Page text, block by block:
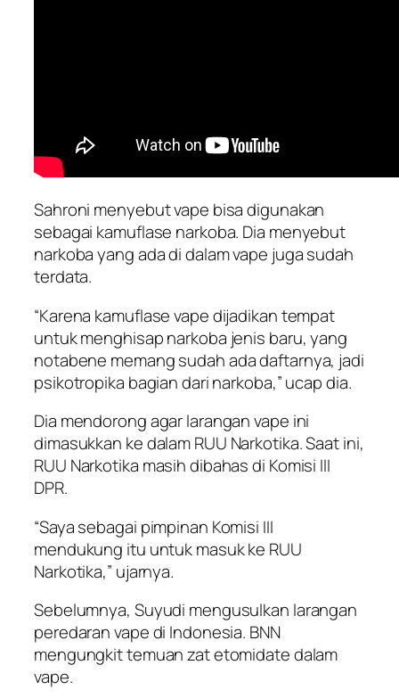
Sahroni menyebut vape bisa digunakan
sebagai kamuflase narkoba. Dia menyebut
narkoba yang ada di dalam vape juga sudah
terdata.
“Karena kamuflase vape dijadikan tempat
untuk menghisap narkoba jenis baru, yang
notabene memang sudah ada daftarnya, jadi
psikotropika bagian dari narkoba,” ucap dia.
Dia mendorong agar larangan vape ini
dimasukkan ke dalam RUU Narkotika. Saat ini,
RUU Narkotika masih dibahas di Komisi III
DPR.
“Saya sebagai pimpinan Komisi III
mendukung itu untuk masuk ke RUU
Narkotika,” ujarnya.
Sebelumnya, Suyudi mengusulkan larangan
peredaran vape di Indonesia. BNN
mengungkit temuan zat etomidate dalam
vape.